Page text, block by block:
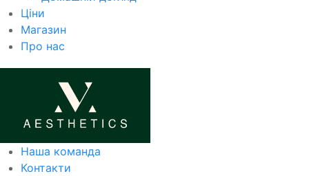
Ціни
Магазин
Про нас
Наша команда
Контакти